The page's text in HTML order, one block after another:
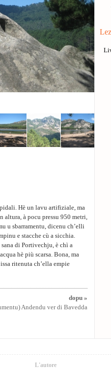
Hè un lavu artifiziale, ma
altura, à pocu pressu 950 metri,
u sbarramentu, dicenu ch’elli
e stacche cù a sicchia.
di Portivechju, è chì a
hè più scarsa. Bona, ma
ritenuta ch’ella empie
dopu »
Andendu ver di Bavedda
L'autore